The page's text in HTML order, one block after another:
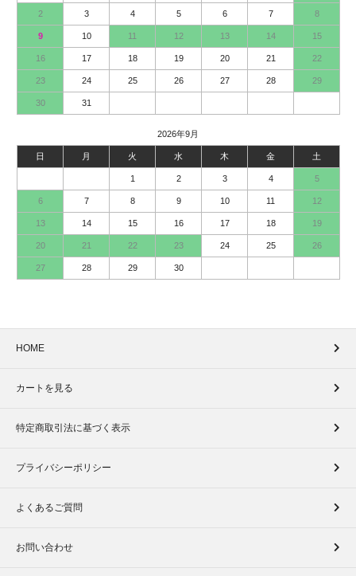
2 3 4 5 6 7 8
9 10 11 12 13 14 15
16 17 18 19 20 21 22
23 24 25 26 27 28 29
30 31
2026年9月
日 月 火 水 木 金 土
1 2 3 4 5
6 7 8 9 10 11 12
13 14 15 16 17 18 19
20 21 22 23 24 25 26
27 28 29 30
HOME
カートを見る
特定商取引法に基づく表示
プライバシーポリシー
よくあるご質問
お問い合わせ